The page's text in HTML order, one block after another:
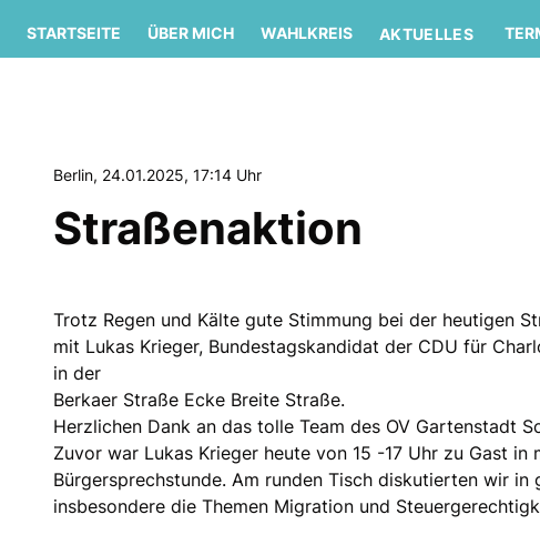
STARTSEITE ÜBER MICH WAHLKREIS AKTUELLES
Berlin, 24.01.2025, 17:14 Uhr
Straßenaktion
Trotz Regen und Kälte gute Stimmung bei der heutigen
mit Lukas Krieger, Bundestagskandidat der CDU für
in der
Berkaer Straße Ecke Breite Straße.
Herzlichen Dank an das tolle Team des OV Gartenstadt
Zuvor war Lukas Krieger heute von 15 -17 Uhr zu Gast in
Bürgersprechstunde. Am runden Tisch diskutierten wir in
insbesondere die Themen Migration und